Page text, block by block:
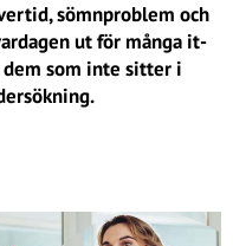
sömnproblem och
ut för många it-
dem som inte sitter i